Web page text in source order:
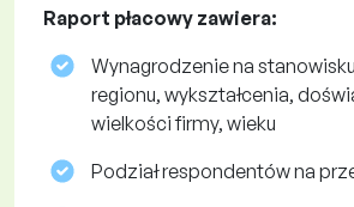
Raport płacowy zawiera:
Wynagrodzenie na
regionu, wykształcenia,
wielkości firmy, wieku
Podział respondentów na